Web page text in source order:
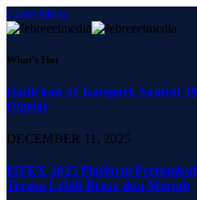
Close Menu
What's Hot
Hadirkan 21 Kategori, Santini
Digelar
DECEMBER 11, 2025
ISFEX 2025 Platform
Terasa Lebih Besar dan Meriah